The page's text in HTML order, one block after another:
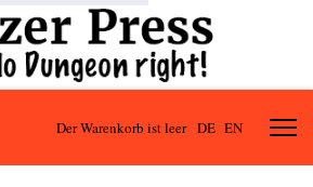
Der Warenkorb ist leer DE EN